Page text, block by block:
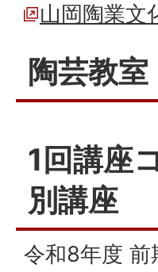
山岡陶業
陶芸教
1回講座
別講座
令和8年度